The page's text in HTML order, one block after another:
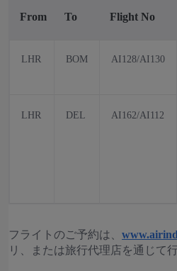
From To Flight No
LHR BOM AI128/AI130
LHR DEL AI162/AI112
フライトのご予約は、
リ、または旅行代理店を通じて